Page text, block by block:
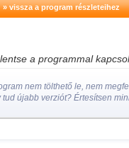
» vissza a program részleteihez
a programmal
nem tölthető le, nem
tud újabb verziót? Értesítsen